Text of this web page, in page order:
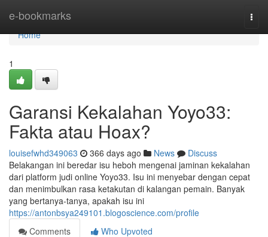
e-bookmarks
Home
Home
1
Garansi Kekalahan Yoyo33:
Fakta atau Hoax?
louisefwhd349063 366 days ago News
Discuss
Belakangan ini beredar isu heboh mengenai jaminan kekalahan
dari platform judi online Yoyo33. Isu ini menyebar dengan cepat
dan menimbulkan rasa ketakutan di kalangan pemain. Banyak
yang bertanya-tanya, apakah isu ini
https://antonbsya249101.blogoscience.com/profile
Comments
Who Upvoted